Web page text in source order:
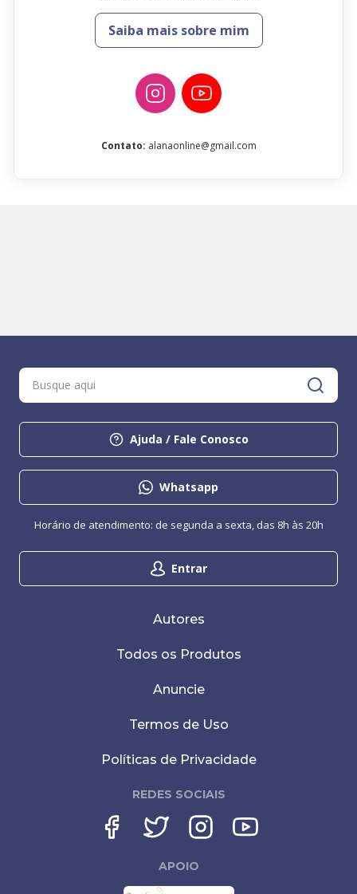
Saiba mais sobre mim
Contato: alanaonline@gmail.com
Ajuda / Fale Conosco
Whatsapp
Entrar
Horário de atendimento: de segunda a sexta, das 8h às 20h
Autores
Todos os Produtos
Anuncie
Termos de Uso
Políticas de Privacidade
REDES SOCIAIS
APOIO